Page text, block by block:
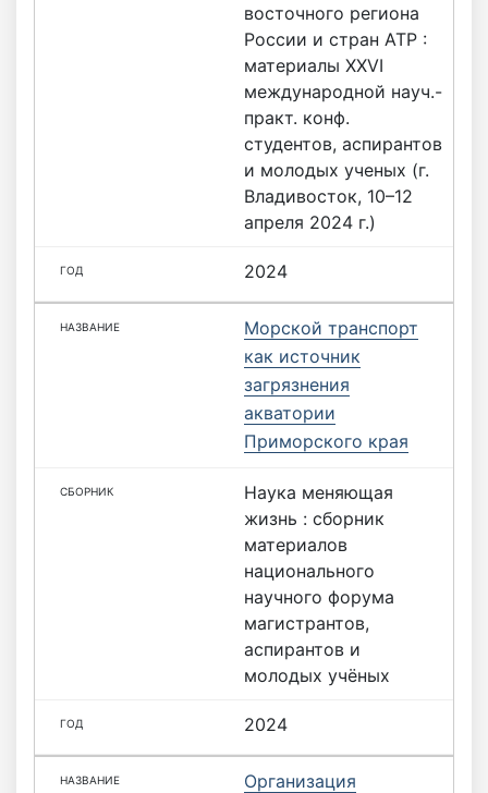
восточного региона
России и стран АТР :
материалы ХХVI
международной науч.-
практ. конф.
студентов, аспирантов
и молодых ученых (г.
Владивосток, 10–12
апреля 2024 г.)
2024
Морской транспорт
как источник
загрязнения
акватории
Приморского края
Наука меняющая
жизнь : сборник
материалов
национального
научного форума
магистрантов,
аспирантов и
молодых учёных
2024
Организация